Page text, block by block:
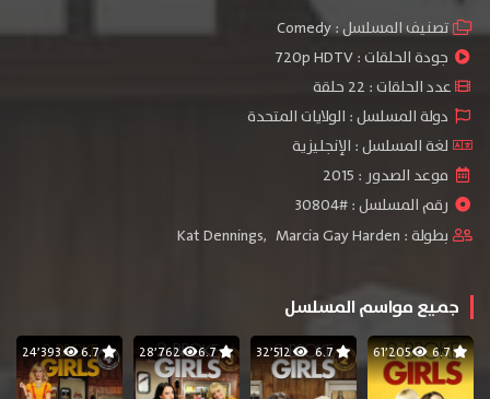
تصنيف المسلسل :Comedy
جودة الحلقات :720p HDTV
عدد الحلقات : 22 حلقة
دولة المسلسل : الولايات المتحدة
لغة المسلسل : الإنجليزية
موعد الصدور : 2015
رقم المسلسل : #30804
بطولة :
Kat Dennings, Marcia Gay Harden
جميع مواسم المسلسل
6.7 61٬205 6.7 32٬512 6.7 28٬762 6.7 24٬393